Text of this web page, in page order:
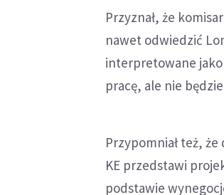
Przyznał, że
nawet odwiedzić
interpretowane jako
pracę, ale nie
Przypomniał też,
KE przedstawi
podstawie